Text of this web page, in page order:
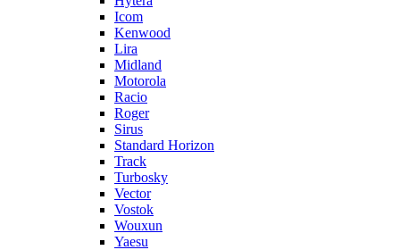
Icom
Kenwood
Lira
Midland
Motorola
Racio
Roger
Sirus
Standard Horizon
Track
Turbosky
Vector
Vostok
Wouxun
Yaesu